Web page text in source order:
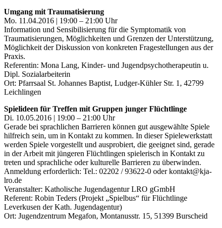
Umgang mit Traumatisierung
Mo. 11.04.2016 | 19:00 – 21:00 Uhr
Information und Sensibilisierung für die Symptomatik von
Traumatisierungen, Möglichkeiten und Grenzen der Unterstützung,
Möglichkeit der Diskussion von konkreten Fragestellungen aus der
Praxis.
Referentin: Mona Lang, Kinder- und Jugendpsychotherapeutin u.
Dipl. Sozialarbeiterin
Ort: Pfarrsaal St. Johannes Baptist, Ludger-Kühler Str. 1, 42799
Leichlingen
Spielideen für Treffen mit Gruppen junger Flüchtlinge
Di. 10.05.2016 | 19:00 – 21:00 Uhr
Gerade bei sprachlichen Barrieren können gut ausgewählte Spiele
hilfreich sein, um in Kontakt zu kommen. In dieser Spielewerkstatt
werden Spiele vorgestellt und ausprobiert, die geeignet sind, gerade
in der Arbeit mit jüngeren Flüchtlingen spielerisch in Kontakt zu
treten und sprachliche oder kulturelle Barrieren zu überwinden.
Anmeldung erforderlich: Tel.: 02202 / 93622-0 oder kontakt@kja-
lro.de
Veranstalter: Katholische Jugendagentur LRO gGmbH
Referent: Robin Teders (Projekt „Spielbus“ für Flüchtlinge
Leverkusen der Kath. Jugendagentur)
Ort: Jugendzentrum Megafon, Montanusstr. 15, 51399 Burscheid